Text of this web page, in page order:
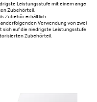
Leistungsstufe mit einem ange
Zubehörteil.
Zubehör erhältlich.
Verwendung von zwei
sich auf die niedrigste Leistungsstufe
Zubehörteil.